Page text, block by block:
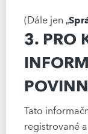
(Dále jen „
3. PRO
Tato
registrované